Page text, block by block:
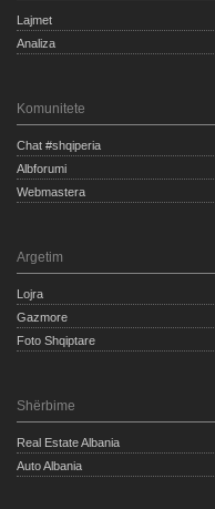
Lajmet
Analiza
Komunitete
Chat #shqiperia
Albforumi
Webmastera
Argetim
Lojra
Gazmore
Foto Shqiptare
Shërbime
Real Estate Albania
Auto Albania